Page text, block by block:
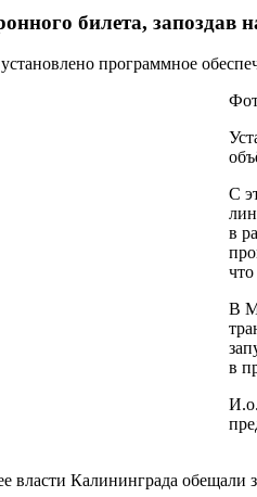
билета,
программное
С
в
В
в
власти Калининграда обещали